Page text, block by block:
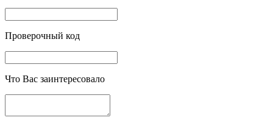
Проверочный код
Что Вас заинтересовало